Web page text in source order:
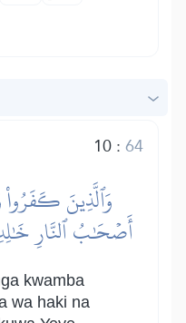
10:64
وَٱلَّذِينَ كَفَرُواْ
أَصۡحَٰبُ ٱلنَّارِ
kwamba
wa haki na